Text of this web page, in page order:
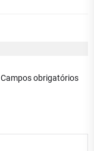
Campos obrigatórios